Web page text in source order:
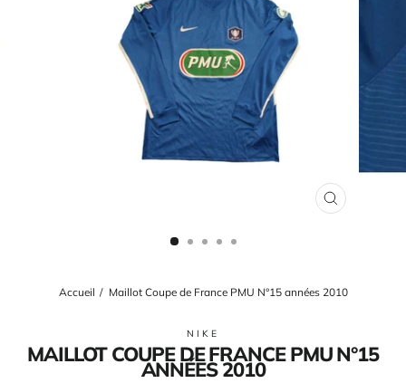
FERMER
Accueil / Maillot Coupe de France PMU N°15 années 2010
NIKE
MAILLOT COUPE DE FRANCE PMU N°15
ANNÉES 2010